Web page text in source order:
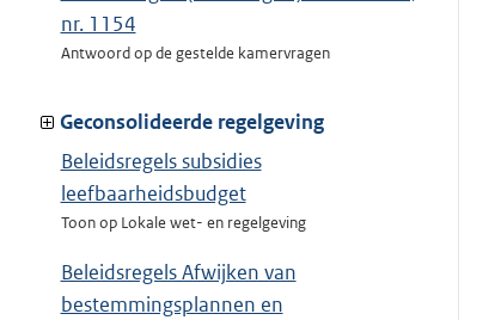
nr. 1154
Antwoord op de gestelde kamervragen
Geconsolideerde regelgeving
Beleidsregels subsidies
leefbaarheidsbudget
Toon op Lokale wet- en regelgeving
Beleidsregels Afwijken van
bestemmingsplannen en